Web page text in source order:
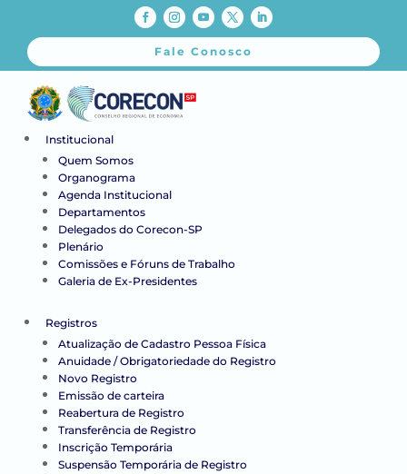
Fale Conosco
Institucional
Quem Somos
Organograma
Agenda Institucional
Departamentos
Delegados do Corecon-SP
Plenário
Comissões e Fóruns de Trabalho
Galeria de Ex-Presidentes
Registros
Atualização de Cadastro Pessoa Física
Anuidade / Obrigatoriedade do Registro
Novo Registro
Emissão de carteira
Reabertura de Registro
Transferência de Registro
Inscrição Temporária
Suspensão Temporária de Registro